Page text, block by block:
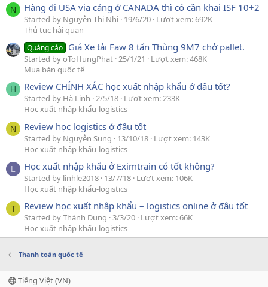
N Hàng đi USA via cảng ở CANADA thì có cần khai ISF 10+2
Started by Nguyễn Thị Nhi 19/6/20 Lượt xem: 692K
Thủ tục hải quan
Quảng cáo Giá Xe tải Faw 8 tấn Thùng 9M7 chở pallet.
Started by oToHungPhat 25/1/21
Lượt xem: 468K
Mua bán quốc tế
H Review CHÍNH XÁC học xuất nhập khẩu ở đâu tốt?
Started by Hà Linh 2/5/18 Lượt xem: 233K
Học xuất nhập khẩu-logistics
N Review học logistics ở đâu tốt
Started by Nguyễn Sung 13/10/18 Lượt xem: 143K
Học xuất nhập khẩu-logistics
L Học xuất nhập khẩu ở Eximtrain có tốt không?
Started by linhle2018 13/7/18 Lượt xem: 106K
Học xuất nhập khẩu-logistics
T Review học xuất nhập khẩu – logistics online ở đâu tốt
Started by Thành Dung 3/3/20 Lượt xem: 66K
Học xuất nhập khẩu-logistics
Thanh toán quốc tế
Tiếng Việt (VN)